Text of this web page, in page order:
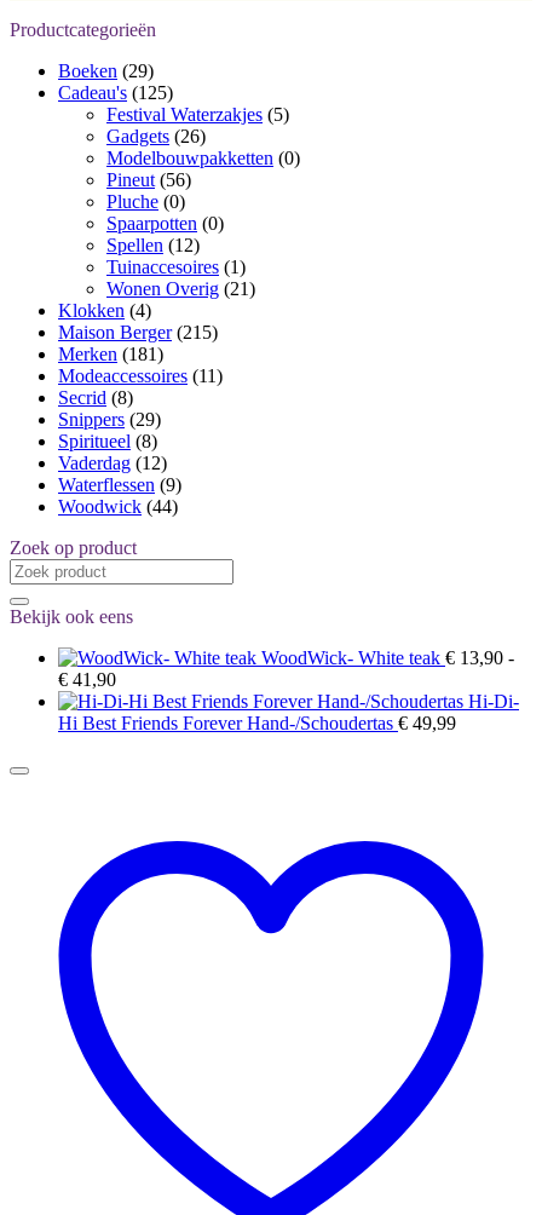
Productcategorieën
Boeken (29)
Cadeau's (125)
Festival Waterzakjes (5)
Gadgets (26)
Modelbouwpakketten (0)
Pineut (56)
Pluche (0)
Spaarpotten (0)
Spellen (12)
Tuinaccesoires (1)
Wonen Overig (21)
Klokken (4)
Maison Berger (215)
Merken (181)
Modeaccessoires (11)
Secrid (8)
Snippers (29)
Spiritueel (8)
Vaderdag (12)
Waterflessen (9)
Woodwick (44)
Zoek op product
Zoeken
naar:
Bekijk ook eens
WoodWick- White teak € 13,90 -
€ 41,90Prijsklasse:
€ 13,90
tot
Hi-Di-
Hi Best Friends Forever Hand-/Schoudertas € 49,99